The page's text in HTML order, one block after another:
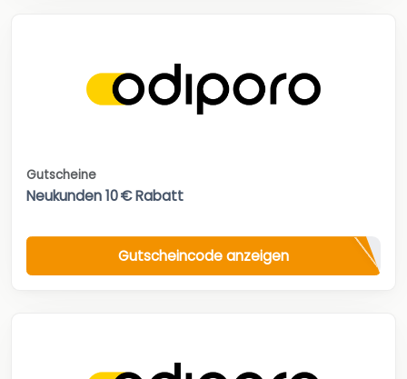
Gutscheine
Neukunden 10 € Rabatt
Gutscheincode anzeigen